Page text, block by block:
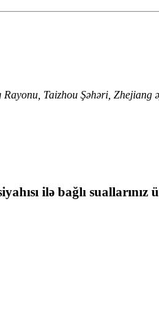
Taizhou Şəhəri, Zhejiang
ilə bağlı